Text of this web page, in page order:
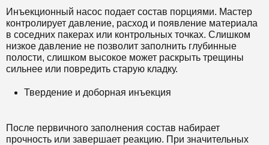
Инъекционный насос подает состав порциями. Мастер
контролирует давление, расход и появление материала
в соседних пакерах или контрольных точках. Слишком
низкое давление не позволит заполнить глубинные
полости, слишком высокое может раскрыть трещины
сильнее или повредить старую кладку.
Твердение и доборная инъекция
После первичного заполнения состав набирает
прочность или завершает реакцию. При значительных